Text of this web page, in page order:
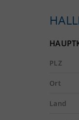
PLZ
Ort
Land